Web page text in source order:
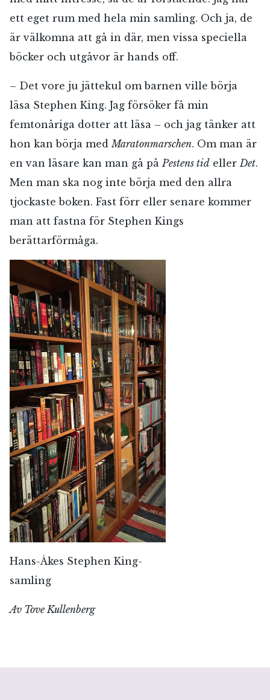
Jag accepterar villkoren.
RÖSTA
ÅNGRA OCH STÄNG
ett eget rum med hela min samling. Och ja, de
är välkomna att gå in där, men vissa speciella
böcker och utgåvor är hands off.
– Det vore ju jättekul om barnen ville börja
läsa Stephen King. Jag försöker få min
femtonåriga dotter att läsa – och jag tänker att
hon kan börja med Maratonmarschen. Om man är
en van läsare kan man gå på Pestens tid eller Det.
Men man ska nog inte börja med den allra
tjockaste boken. Fast förr eller senare kommer
man att fastna för Stephen Kings
berättarförmåga.
Hans-Åkes Stephen King-
samling
Av Tove Kullenberg